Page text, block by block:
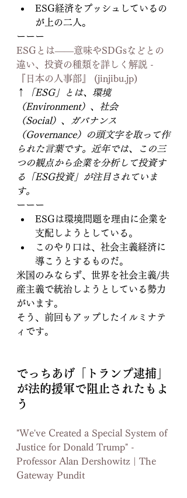
ESG経済をプッシュしているの
が上の二人。
ーーー
ESGとは――意味やSDGsなどとの
違い、投資の種類を詳しく解説 -
『日本の人事部』 (jinjibu.jp)
↑
「ESG」とは、環境
（Environment）、社会
（Social）、ガバナンス
（Governance）の頭文字を取って作
られた言葉です。近年では、この三
つの観点から企業を分析して投資す
る「ESG投資」が注目されていま
す。
ーーー
ESGは環境問題を理由に企業を
支配しようとしている。
このやり口は、社会主義経済に
導こうとするものだ。
米国のみならず、世界を社会主義/共
産主義で統治しようとしている勢力
がいます。
そう、前回もアップしたイルミナテ
ィです。
でっちあげ「トランプ逮捕」
が法的援軍で阻止されたもよ
う
"We've Created a Special System of
Justice for Donald Trump" -
Professor Alan Dershowitz | The
Gateway Pundit